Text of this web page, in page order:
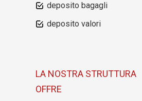
deposito bagagli
deposito valori
LA NOSTRA STRUTTURA
OFFRE